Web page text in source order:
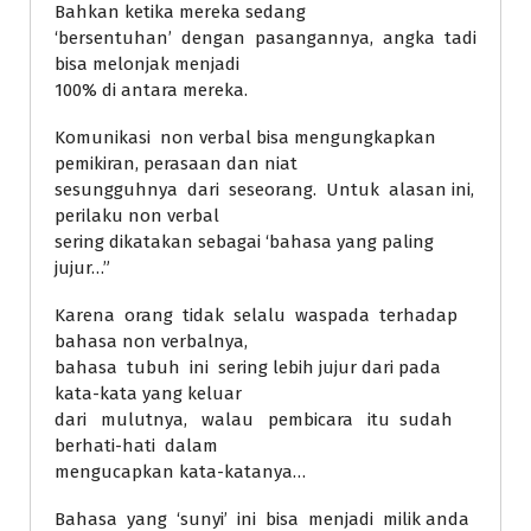
Bahkan ketika mereka sedang
‘bersentuhan’ dengan pasangannya, angka tadi
bisa melonjak menjadi
100% di antara mereka.
Komunikasi non verbal bisa mengungkapkan
pemikiran, perasaan dan niat
sesungguhnya dari seseorang. Untuk alasan ini,
perilaku non verbal
sering dikatakan sebagai ‘bahasa yang paling
jujur…”
Karena orang tidak selalu waspada terhadap
bahasa non verbalnya,
bahasa tubuh ini sering lebih jujur dari pada
kata-kata yang keluar
dari mulutnya, walau pembicara itu sudah
berhati-hati dalam
mengucapkan kata-katanya…
Bahasa yang ‘sunyi’ ini bisa menjadi milik anda